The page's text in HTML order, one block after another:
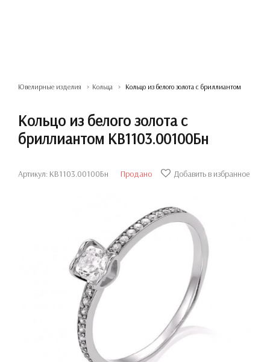
Ювелирные изделия Кольца Кольцо из белого золота с бриллиантом
Кольцо из белого золота с
бриллиантом КВ1103.00100Бн
Артикул: КВ1103.00100Бн Продано Добавить в избранное